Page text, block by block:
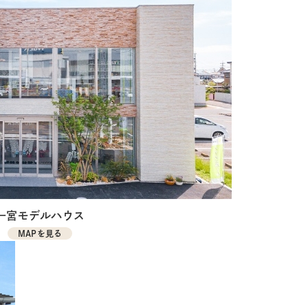
宮モデルハウス
MAPを見る